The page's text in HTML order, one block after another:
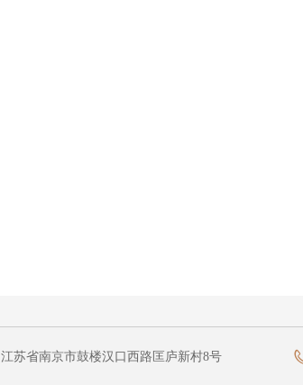
江苏省南京市鼓楼汉口西路匡庐新村8号